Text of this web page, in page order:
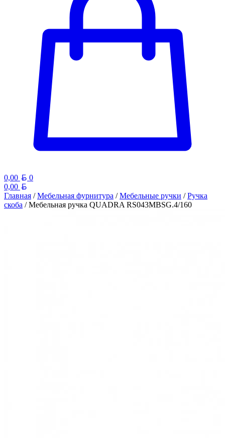
0,00 Белорусский рубль
0
0,00
Главная /Мебельная фурнитура /Мебельные ручки /Ручка
скоба / Мебельная ручка QUADRA RS043MBSG.4/160